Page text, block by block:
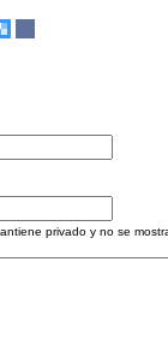
privado y no se